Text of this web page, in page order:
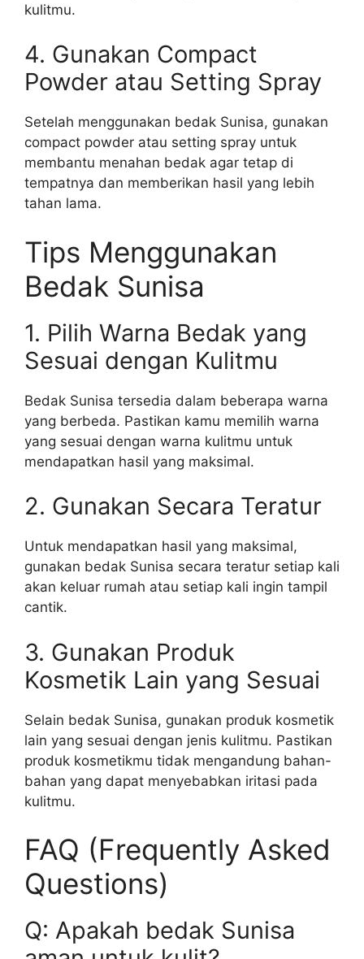
kulitmu.
4. Gunakan Compact
Powder atau Setting Spray
Setelah menggunakan bedak Sunisa, gunakan
compact powder atau setting spray untuk
membantu menahan bedak agar tetap di
tempatnya dan memberikan hasil yang lebih
tahan lama.
Tips Menggunakan
Bedak Sunisa
1. Pilih Warna Bedak yang
Sesuai dengan Kulitmu
Bedak Sunisa tersedia dalam beberapa warna
yang berbeda. Pastikan kamu memilih warna
yang sesuai dengan warna kulitmu untuk
mendapatkan hasil yang maksimal.
2. Gunakan Secara Teratur
Untuk mendapatkan hasil yang maksimal,
gunakan bedak Sunisa secara teratur setiap kali
akan keluar rumah atau setiap kali ingin tampil
cantik.
3. Gunakan Produk
Kosmetik Lain yang Sesuai
Selain bedak Sunisa, gunakan produk kosmetik
lain yang sesuai dengan jenis kulitmu. Pastikan
produk kosmetikmu tidak mengandung bahan-
bahan yang dapat menyebabkan iritasi pada
kulitmu.
FAQ (Frequently Asked
Questions)
Q: Apakah bedak Sunisa